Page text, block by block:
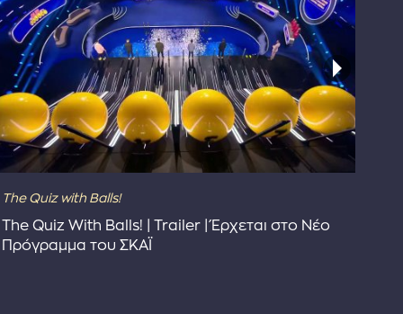
The Quiz with Balls!
The Quiz With Balls! | Trailer | Έρχεται στο Νέο
Πρόγραμμα του ΣΚΑΪ